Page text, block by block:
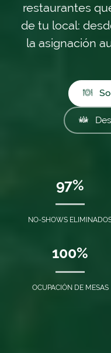
restaurantes
de tu local:
la asignación
97%
NO-SHOWS
100%
OCUPACIÓN DE MESAS